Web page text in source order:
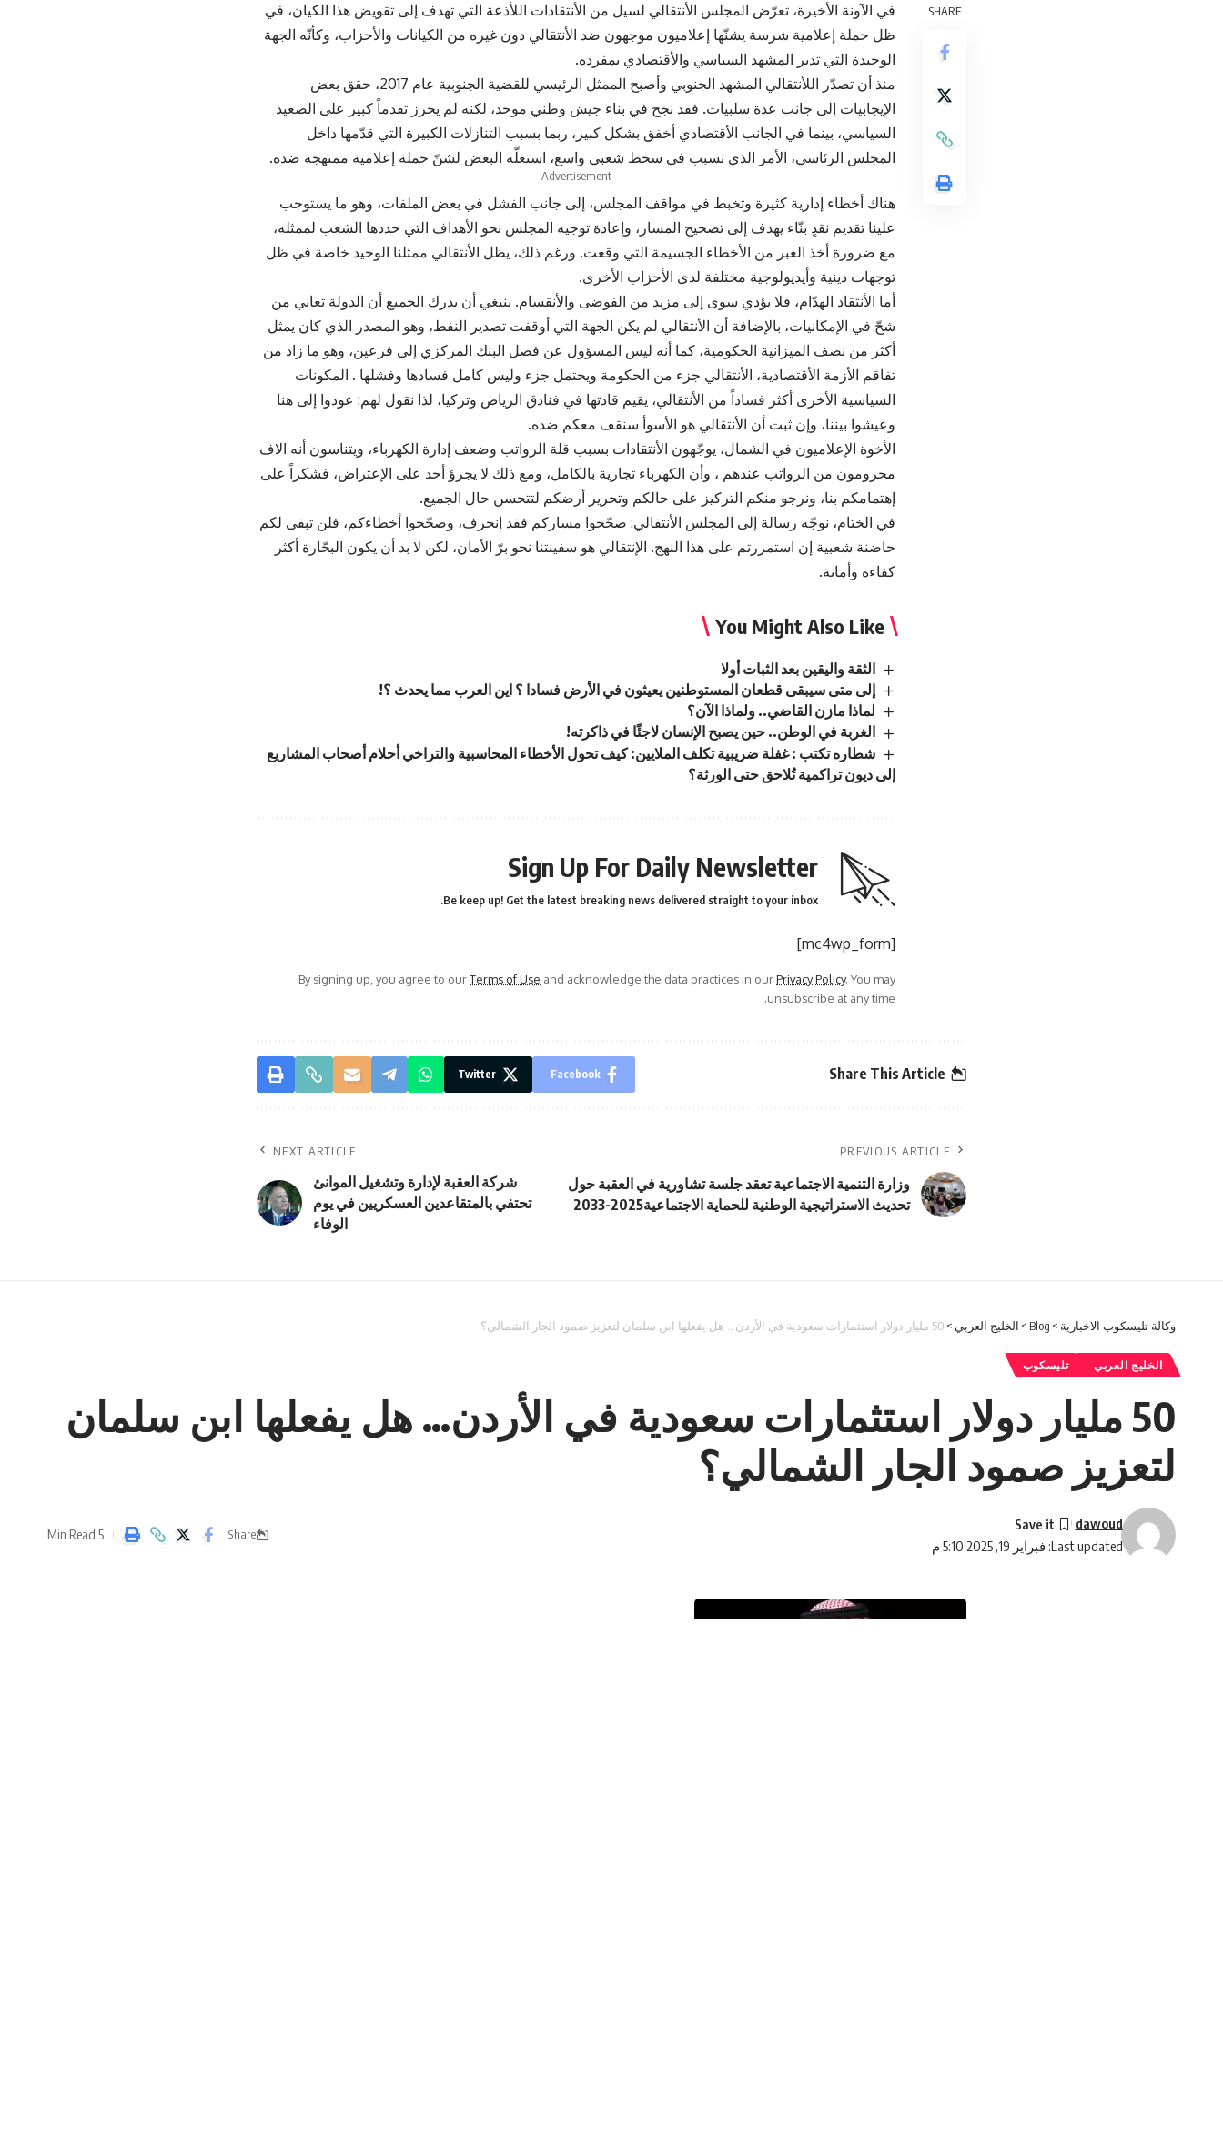
SHARE
في الآونة الأخيرة، تعرّض المجلس الأنتقالي لسيل من الأنتقادات اللأذعة التي تهدف إلى تقويض هذا الكيان، في
ظل حملة إعلامية شرسة يشنّها إعلاميون موجهون ضد الأنتقالي دون غيره من الكيانات والأحزاب، وكأنّه الجهة
الوحيدة التي تدير المشهد السياسي والأقتصادي بمفرده.
منذ أن تصدّر اللأنتقالي المشهد الجنوبي وأصبح الممثل الرئيسي للقضية الجنوبية عام 2017، حقق بعض
الإيجابيات إلى جانب عدة سلبيات. فقد نجح في بناء جيش وطني موحد، لكنه لم يحرز تقدماً كبير على الصعيد
السياسي، بينما في الجانب الأقتصادي أخفق بشكل كبير، ربما بسبب التنازلات الكبيرة التي قدّمها داخل
المجلس الرئاسي، الأمر الذي تسبب في سخط شعبي واسع، استغلّه البعض لشنّ حملة إعلامية ممنهجة ضده.
- Advertisement -
هناك أخطاء إدارية كثيرة وتخبط في مواقف المجلس، إلى جانب الفشل في بعض الملفات، وهو ما يستوجب
علينا تقديم نقدٍ بنّاء يهدف إلى تصحيح المسار، وإعادة توجيه المجلس نحو الأهداف التي حددها الشعب لممثله،
مع ضرورة أخذ العبر من الأخطاء الجسيمة التي وقعت. ورغم ذلك، يظل الأنتقالي ممثلنا الوحيد خاصة في ظل
توجهات دينية وأيديولوجية مختلفة لدى الأحزاب الأخرى.
أما الأنتقاد الهدّام، فلا يؤدي سوى إلى مزيد من الفوضى والأنقسام. ينبغي أن يدرك الجميع أن الدولة تعاني من
شحّ في الإمكانيات، بالإضافة أن الأنتقالي لم يكن الجهة التي أوقفت تصدير النفط، وهو المصدر الذي كان يمثل
أكثر من نصف الميزانية الحكومية، كما أنه ليس المسؤول عن فصل البنك المركزي إلى فرعين، وهو ما زاد من
تفاقم الأزمة الأقتصادية، الأنتقالي جزء من الحكومة ويحتمل جزء وليس كامل فسادها وفشلها . المكونات
السياسية الأخرى أكثر فساداً من الأنتقالي، يقيم قادتها في فنادق الرياض وتركيا، لذا نقول لهم: عودوا إلى هنا
وعيشوا بيننا، وإن ثبت أن الأنتقالي هو الأسوأ سنقف معكم ضده.
الأخوة الإعلاميون في الشمال، يوجّهون الأنتقادات بسبب قلة الرواتب وضعف إدارة الكهرباء، ويتناسون أنه الاف
محرومون من الرواتب عندهم ، وأن الكهرباء تجارية بالكامل، ومع ذلك لا يجرؤ أحد على الإعتراض، فشكراً على
إهتمامكم بنا، ونرجو منكم التركيز على حالكم وتحرير أرضكم لتتحسن حال الجميع.
في الختام، نوجّه رسالة إلى المجلس الأنتقالي: صحّحوا مساركم فقد إنحرف، وصحّحوا أخطاءكم، فلن تبقى لكم
حاضنة شعبية إن استمررتم على هذا النهج. الإنتقالي هو سفينتنا نحو برّ الأمان، لكن لا بد أن يكون البحّارة أكثر
كفاءة وأمانة.
You Might Also Like
الثقة واليقين بعد الثبات أولا
إلى متى سيبقى قطعان المستوطنين يعيثون في الأرض فسادا ؟ اين العرب مما يحدث ؟!
لماذا مازن القاضي.. ولماذا الآن؟
الغربة في الوطن.. حين يصبح الإنسان لاجئًا في ذاكرته!
شطاره تكتب : غفلة ضريبية تكلف الملايين: كيف تحول الأخطاء المحاسبية والتراخي أحلام أصحاب المشاريع
إلى ديون تراكمية تُلاحق حتى الورثة؟
Sign Up For Daily Newsletter
Be keep up! Get the latest breaking news delivered straight to your inbox.
[mc4wp_form]
By signing up, you agree to ourTerms of Use and acknowledge the data practices in ourPrivacy Policy. You may
unsubscribe at any time.
Share This Article
Facebook
Twitter
PREVIOUS ARTICLE
وزارة التنمية الاجتماعية تعقد جلسة تشاورية في العقبة حول
تحديث الاستراتيجية الوطنية للحماية الاجتماعية2025-2033
NEXT ARTICLE
شركة العقبة لإدارة وتشغيل الموانئ
تحتفي بالمتقاعدين العسكريين في يوم
الوفاء
وكالة تليسكوب الاخبارية >
Blog
> الخليج العربي > 50 مليار دولار استثمارات سعودية في الأردن… هل يفعلها ابن سلمان لتعزيز صمود الجار الشمالي؟
الخليج العربي تليسكوب
50 مليار دولار استثمارات سعودية في الأردن… هل يفعلها ابن سلمان
لتعزيز صمود الجار الشمالي؟
Last updated: فبراير 19, 2025 5:10 م
dawoud
Share
5 Min Read